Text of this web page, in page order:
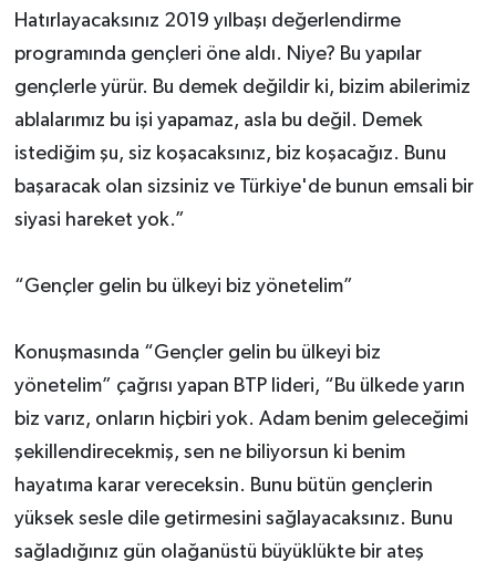
Hatırlayacaksınız 2019 yılbaşı değerlendirme
programında gençleri öne aldı. Niye? Bu yapılar
gençlerle yürür. Bu demek değildir ki, bizim abilerimiz
ablalarımız bu işi yapamaz, asla bu değil. Demek
istediğim şu, siz koşacaksınız, biz koşacağız. Bunu
başaracak olan sizsiniz ve Türkiye'de bunun emsali bir
siyasi hareket yok.”
“Gençler gelin bu ülkeyi biz yönetelim”
Konuşmasında “Gençler gelin bu ülkeyi biz
yönetelim” çağrısı yapan BTP lideri, “Bu ülkede yarın
biz varız, onların hiçbiri yok. Adam benim geleceğimi
şekillendirecekmiş, sen ne biliyorsun ki benim
hayatıma karar vereceksin. Bunu bütün gençlerin
yüksek sesle dile getirmesini sağlayacaksınız. Bunu
sağladığınız gün olağanüstü büyüklükte bir ateş